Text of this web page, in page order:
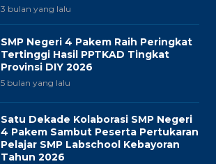
3 bulan yang lalu
SMP Negeri 4 Pakem Raih Peringkat
Tertinggi Hasil PPTKAD Tingkat
Provinsi DIY 2026
5 bulan yang lalu
Satu Dekade Kolaborasi SMP Negeri
4 Pakem Sambut Peserta Pertukaran
Pelajar SMP Labschool Kebayoran
Tahun 2026